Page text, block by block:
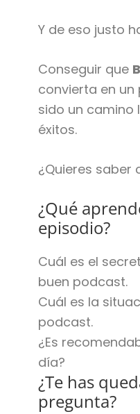
Y de eso justo
Conseguir que
convierta en
sido un
éxitos.
¿Quieres saber
¿Qué
episodio?
Cuál es el
buen podcast.
Cuál es la
podcast.
¿Es
día?
¿Te has
pregunta?